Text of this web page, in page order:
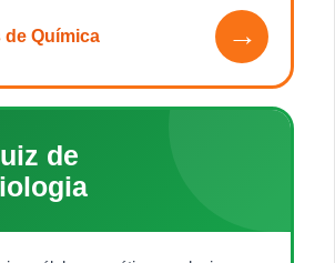
de Química →
de